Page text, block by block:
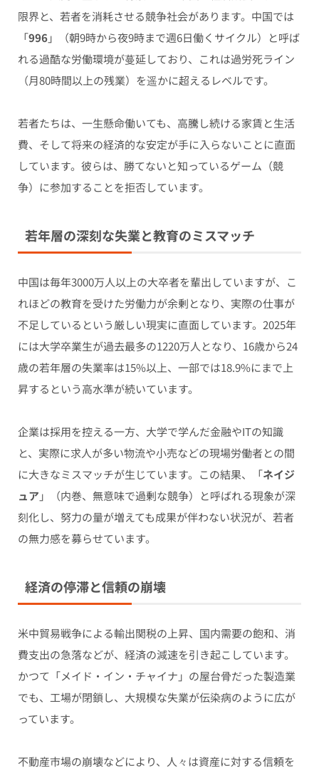
限界と、若者を消耗させる競争社会があります。中国では
「996」（朝9時から夜9時まで週6日働くサイクル）と呼ば
れる過酷な労働環境が蔓延しており、これは過労死ライン
（月80時間以上の残業）を遥かに超えるレベルです。
若者たちは、一生懸命働いても、高騰し続ける家賃と生活
費、そして将来の経済的な安定が手に入らないことに直面
しています。彼らは、勝てないと知っているゲーム（競
争）に参加することを拒否しています。
若年層の深刻な失業と教育のミスマッチ
中国は毎年3000万人以上の大卒者を輩出していますが、こ
れほどの教育を受けた労働力が余剰となり、実際の仕事が
不足しているという厳しい現実に直面しています。2025年
には大学卒業生が過去最多の1220万人となり、16歳から24
歳の若年層の失業率は15%以上、一部では18.9%にまで上
昇するという高水準が続いています。
企業は採用を控える一方、大学で学んだ金融やITの知識
と、実際に求人が多い物流や小売などの現場労働者との間
に大きなミスマッチが生じています。この結果、「ネイジ
ュア 」（内巻、無意味で過剰な競争）と呼ばれる現象が深
刻化し、努力の量が増えても成果が伴わない状況が、若者
の無力感を募らせています。
経済の停滞と信頼の崩壊
米中貿易戦争による輸出関税の上昇、国内需要の飽和、消
費支出の急落などが、経済の減速を引き起こしています。
かつて「メイド・イン・チャイナ」の屋台骨だった製造業
でも、工場が閉鎖し、大規模な失業が伝染病のように広が
っています。
不動産市場の崩壊などにより、人々は資産に対する信頼を